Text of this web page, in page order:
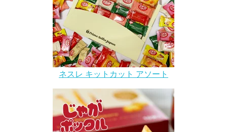
ネスレ キットカット アソート